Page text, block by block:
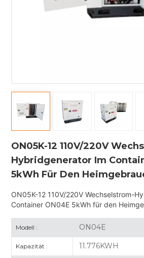
ON05K-12 110V/220V
Hybridgenerator Im
5kWh Für Den
ON05K-12 110V/220V Wechselstrom-
Container ON04E 5kWh für den
Modell : ON04E
Kapazität : 11.776KWH